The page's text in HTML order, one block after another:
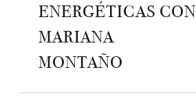
ENERGÉTICAS CON
MARIANA
MONTAÑO